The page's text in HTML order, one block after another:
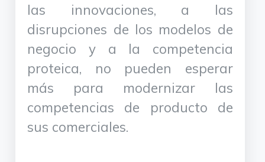
las innovaciones, a las
disrupciones de los modelos de
negocio y a la competencia
proteica, no pueden esperar
más para modernizar las
competencias de producto de
sus comerciales.